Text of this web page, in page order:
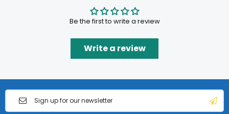
Be the first to write a review
Write a review